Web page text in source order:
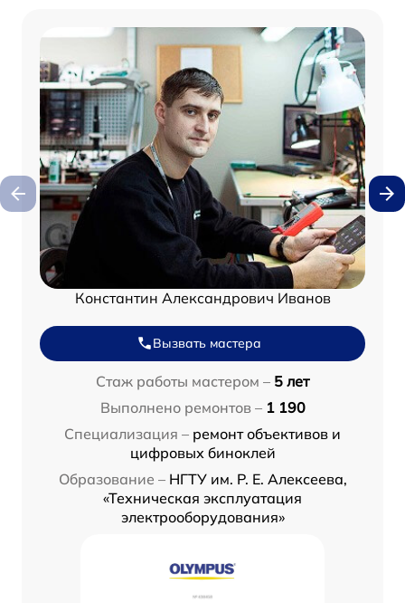
Константин Александрович Иванов
Вызвать мастера
Стаж работы мастером – 5 лет
Выполнено ремонтов – 1 190
Специализация – ремонт объективов и
цифровых биноклей
Образование – НГТУ им. Р. Е. Алексеева,
«Техническая эксплуатация
электрооборудования»